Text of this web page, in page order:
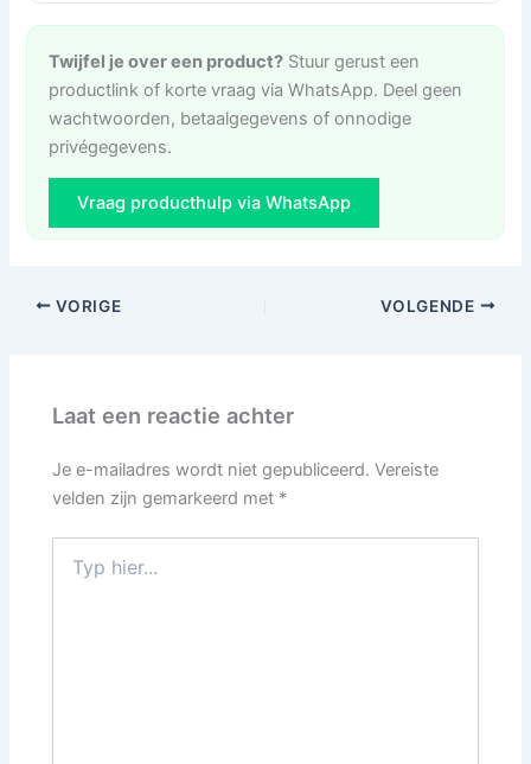
Twijfel je over een product? Stuur gerust een
productlink of korte vraag via WhatsApp. Deel geen
wachtwoorden, betaalgegevens of onnodige
privégegevens.
Vraag producthulp via WhatsApp
VORIGE VOLGENDE
Laat een reactie achter
Je e-mailadres wordt niet gepubliceerd. Vereiste
velden zijn gemarkeerd met *
hier...